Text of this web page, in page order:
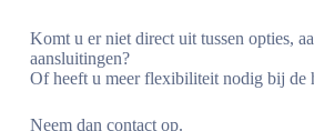
Komt u er niet direct uit tussen opties,
aansluitingen?
Of heeft u meer flexibiliteit nodig bij de
Neem dan contact op.